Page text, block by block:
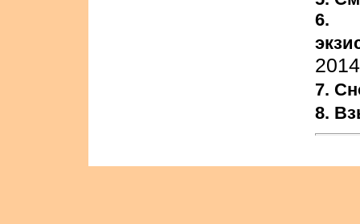
6.
2014
7.
8.